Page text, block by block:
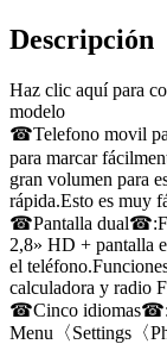
Descripción
Haz clic aquí para
modelo
☎Telefono movil
para marcar
gran volumen para
rápida.Esto es muy
☎Pantalla
2,8» HD + pantalla
el
calculadora y radio
☎Cinco
Menu〈Settings〈